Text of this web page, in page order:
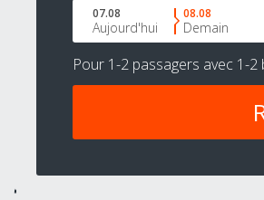
07.08
Aujourd'hui
08.08
Demain
Pour 1-2 passagers avec 1-2